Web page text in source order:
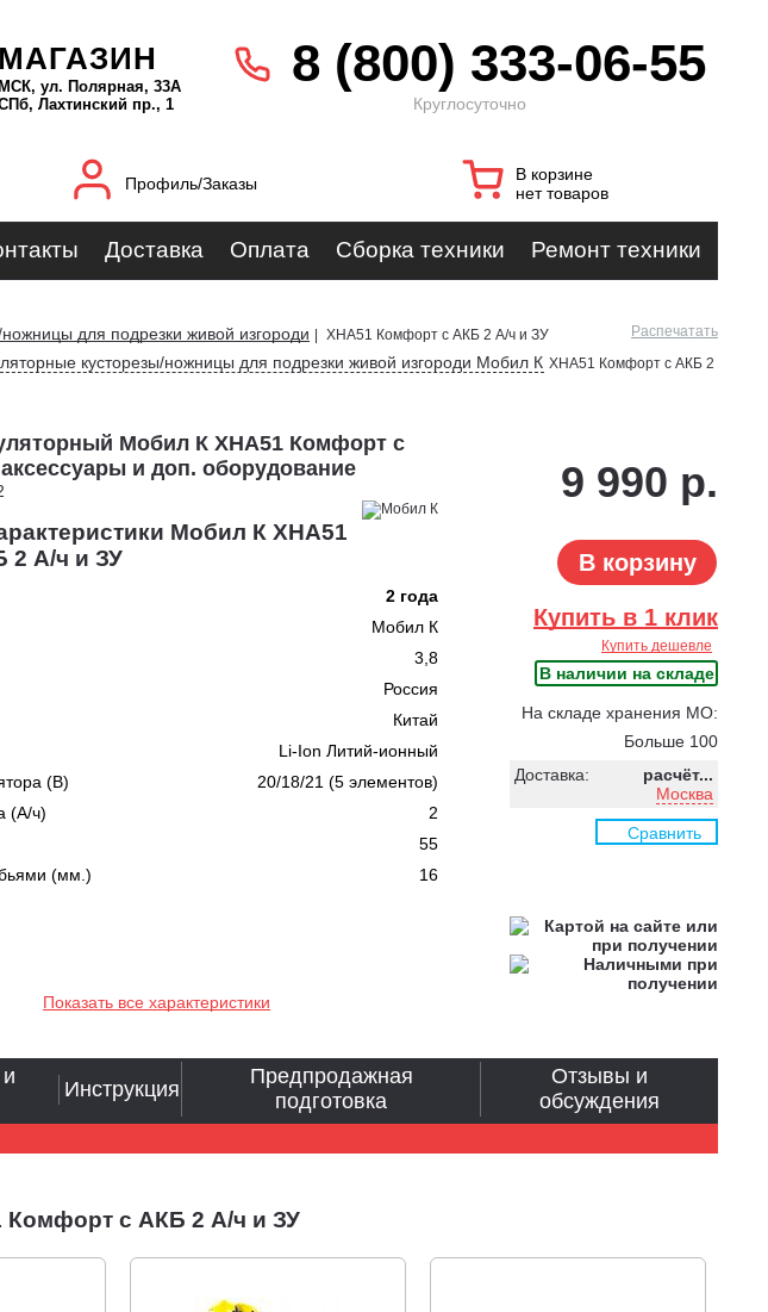
МАГАЗИН
МСК, ул. Полярная, 33А
Лахтинский пр., 1
8 (800) 333-06-55
Круглосуточно
Профиль/Заказы
В корзине
нет товаров
Доставка Оплата Сборка техники Ремонт техники
для подрезки живой изгороди XHA51 Комфорт с АКБ 2 А/ч и ЗУ Распечатать
кусторезы/ножницы для подрезки живой изгороди Мобил К XHA51 Комфорт с АКБ 2
Мобил К XHA51 Комфорт с
и доп. оборудование
Мобил К XHA51
2 А/ч и ЗУ
2 года
Мобил К
3,8
Россия
Китай
Li-Ion Литий-ионный
(В)
20/18/21 (5 элементов)
(А/ч)
2
55
(мм.)
16
Показать все характеристики
9 990 р.
В корзину
Купить в 1 клик
Купить дешевле
В наличии на складе
На складе хранения МО:
Больше 100
Доставка:
расчёт...
Москва
Сравнить
Комфорт с АКБ 2 А/ч и ЗУ
Инструкция
Предпродажная
подготовка
Отзывы и
обсуждения